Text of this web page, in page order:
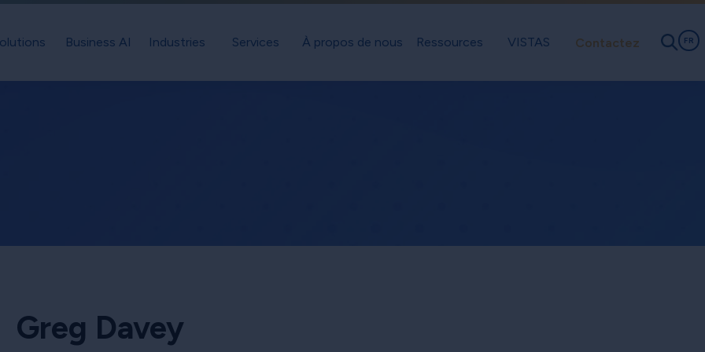
FR
Business AI Industries Services À propos de nous Ressources VISTAS Contactez
Greg Davey